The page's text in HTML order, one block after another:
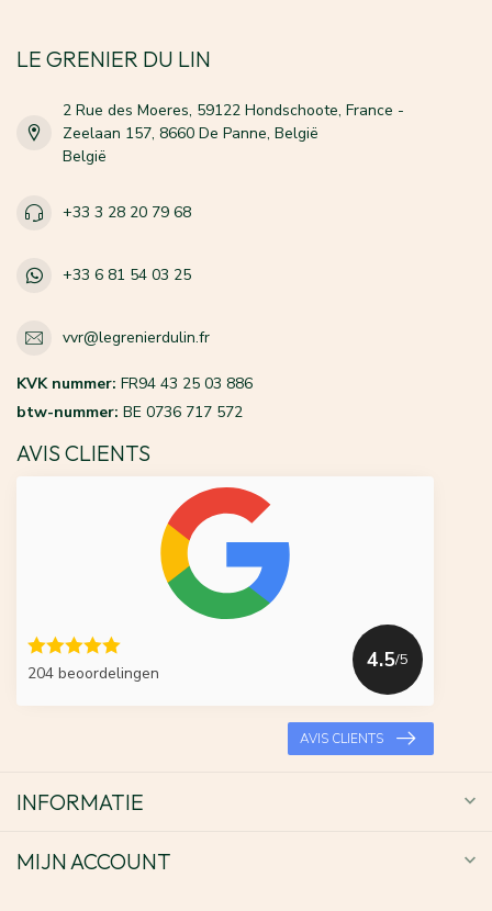
LE GRENIER DU LIN
2 Rue des Moeres, 59122 Hondschoote, France -
Zeelaan 157, 8660 De Panne, België
België
+33 3 28 20 79 68
+33 6 81 54 03 25
vvr@legrenierdulin.fr
KVK nummer: FR94 43 25 03 886
btw-nummer: BE 0736 717 572
AVIS CLIENTS
204 beoordelingen
4.5/5
AVIS CLIENTS
INFORMATIE
MIJN ACCOUNT